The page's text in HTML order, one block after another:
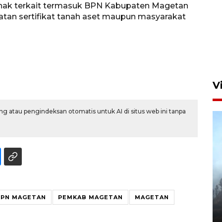
terkait termasuk BPN Kabupaten Magetan
sertifikat tanah aset maupun masyarakat
atau pengindeksan otomatis untuk AI di situs web ini tanpa
MAGETAN PEMKAB MAGETAN MAGETAN
Water Spray" bantu padamkan
kebakaran Bromo